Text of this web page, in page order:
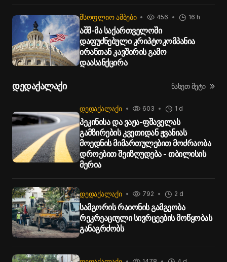
ᲛᲡᲝᲤᲚᲘᲝ ᲐᲛᲑᲔᲑᲘ 456 16 h
აშშ-მა საქართველოში
დაფუძნებული კრიპტოკომპანია
ირანთან კავშირის გამო
დაასანქცირა
დედაქალაქი ნახეთ მეტი
ᲓᲔᲓᲐᲥᲐᲚᲐᲥᲘ 603 1 d
პეკინისა და ვაჟა-ფშაველას
გამზირების კვეთიდან ჟვანიას
მოედნის მიმართულებით მოძრაობა
დროებით შეიზღუდება - თბილისის
მერია
ᲓᲔᲓᲐᲥᲐᲚᲐᲥᲘ 792 2 d
სამგორის რაიონის გამგეობა
რეკრეაციული სივრცეების მოწყობას
განაგრძობს